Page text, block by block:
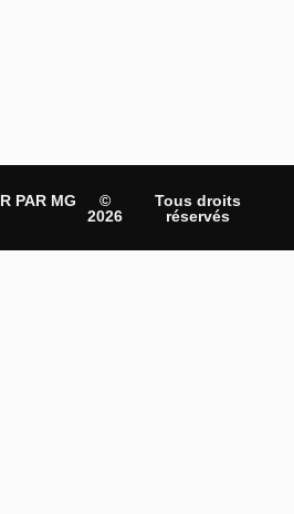
PAR MG
©
2026
Tous droits
réservés